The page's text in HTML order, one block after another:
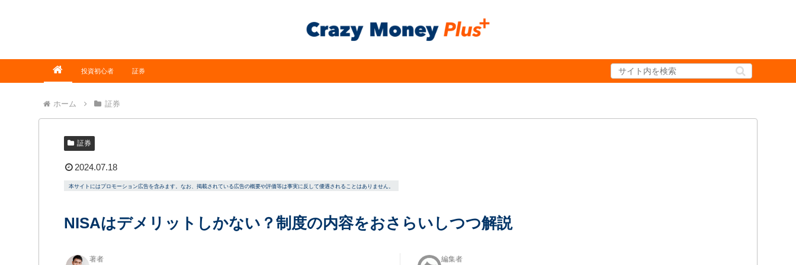
投資初心者 証券
ホーム 証券
証券
2024.07.18
本サイトにはプロモーション広告を含みます。なお、掲載されている広告の概要や評価等は事実に反して優遇されることはありません。
NISAはデメリットしかない？制度の内容をおさらいしつつ解説
著者 編集者